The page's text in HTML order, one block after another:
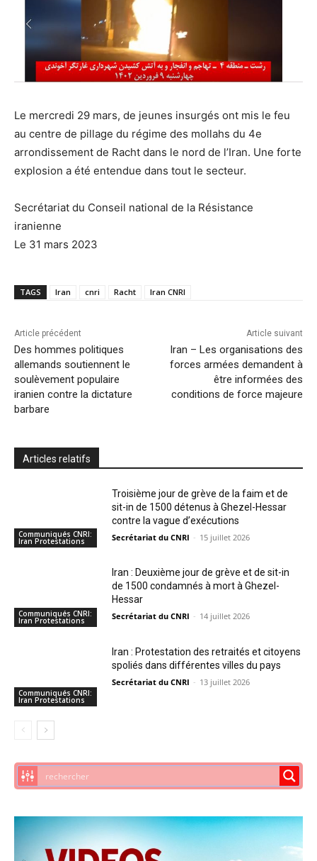
Le mercredi 29 mars, de jeunes insurgés ont mis le feu
au centre de pillage du régime des mollahs du 4e
arrondissement de Racht dans le nord de l’Iran. Une forte
explosion a été entendue dans tout le secteur.
Secrétariat du Conseil national de la Résistance
iranienne
Le 31 mars 2023
TAGS Iran cnri Racht Iran CNRI
Article précédent
Des hommes politiques
allemands soutiennent le
soulèvement populaire
iranien contre la dictature
barbare
Article suivant
Iran – Les organisations des
forces armées demandent à
être informées des
conditions de force majeure
Articles relatifs
Communiqués CNRI:
Iran Protestations
Troisième jour de grève de la faim et de
sit-in de 1500 détenus à Ghezel-Hessar
contre la vague d’exécutions
Secrétariat du CNRI - 15 juillet 2026
Communiqués CNRI:
Iran Protestations
Iran : Deuxième jour de grève et de sit-in
de 1500 condamnés à mort à Ghezel-
Hessar
Secrétariat du CNRI - 14 juillet 2026
Communiqués CNRI:
Iran Protestations
Iran : Protestation des retraités et citoyens
spoliés dans différentes villes du pays
Secrétariat du CNRI - 13 juillet 2026